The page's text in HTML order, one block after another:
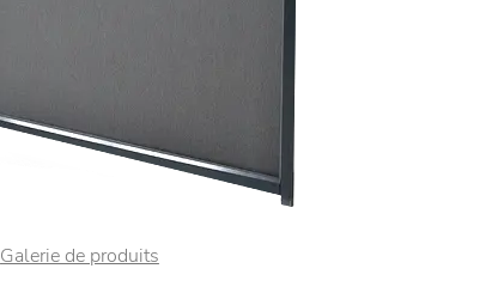
Galerie de produits